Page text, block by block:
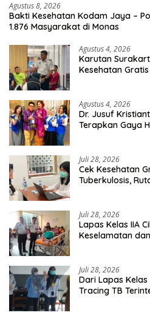
Agustus 8, 2026
Bakti Kesehatan Kodam Jaya –
1.876 Masyarakat di Monas
Agustus 4, 2026
Karutan
Kesehatan
Agustus 4, 2026
Dr. Jusuf
Terapkan Gaya
Juli 28, 2026
Cek Kesehatan
Tuberkulosis,
Juli 28, 2026
Lapas Kelas IIA
Keselamatan
Juli 28, 2026
Dari Lapas Kelas
Tracing TB